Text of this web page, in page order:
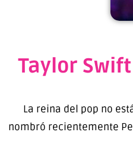
Taylor
La reina del pop no
nombró recientemente